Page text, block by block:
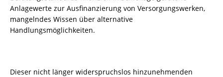
Anlagewerte zur Ausfinanzierung von Versorgungswerken,
mangelndes Wissen über alternative
Handlungsmöglichkeiten.
Dieser nicht länger widerspruchslos hinzunehmenden